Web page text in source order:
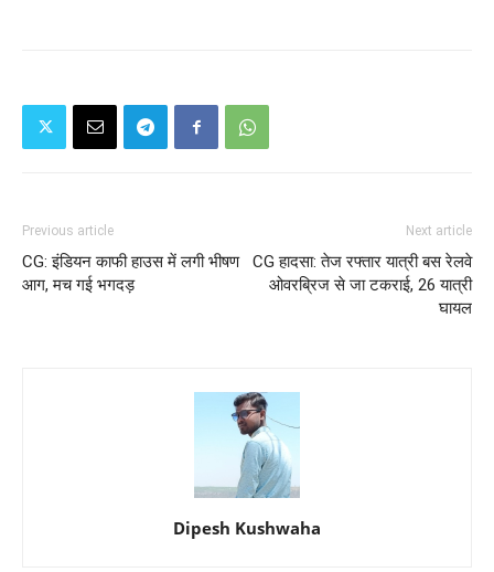
Previous article
CG: इंडियन काफी हाउस में लगी भीषण
आग, मच गई भगदड़
Next article
CG हादसा: तेज रफ्तार यात्री बस रेलवे
ओवरब्रिज से जा टकराई, 26 यात्री
घायल
Dipesh Kushwaha